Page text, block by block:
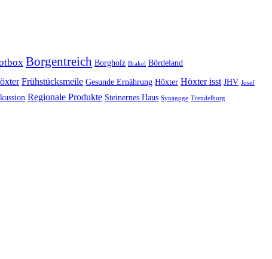
Borgentreich Borgholz Brakel Bördeland
Frühstücksmeile Gesunde Ernährung Höxter Höxter isst JHV Josef
Regionale Produkte Steinernes Haus Synagoge Trendelburg